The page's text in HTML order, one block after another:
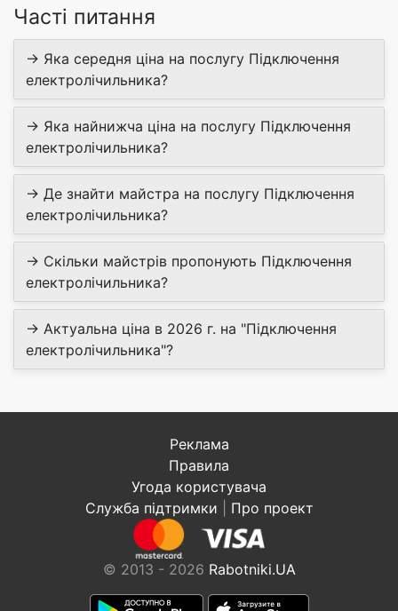
Часті питання
→ Яка середня ціна на послугу Підключення
електролічильника?
→ Яка найнижча ціна на послугу Підключення
електролічильника?
→ Де знайти майстра на послугу Підключення
електролічильника?
→ Скільки майстрів пропонують Підключення
електролічильника?
→ Актуальна ціна в 2026 г. на "Підключення
електролічильника"?
Реклама
Правила
Угода користувача
Служба підтримки
Про проект
© 2013 - 2026 Rabotniki.UA